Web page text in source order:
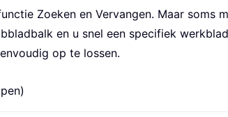
Zoeken en Vervangen. Maar soms
en u snel een specifiek
op te lossen.